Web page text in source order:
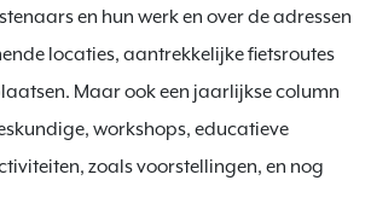
en hun werk en over de adressen
locaties, aantrekkelijke fietsroutes
Maar ook een jaarlijkse column
workshops, educatieve
zoals voorstellingen, en nog